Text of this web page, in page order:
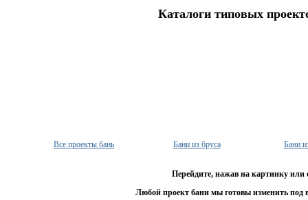
Каталоги типовых
Все проекты бань Бани из бруса Бани
Перейдите, нажав на картинку или
Любой проект бани мы готовы изменить под